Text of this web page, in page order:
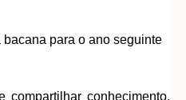
para o ano seguinte
compartilhar conhecimento,